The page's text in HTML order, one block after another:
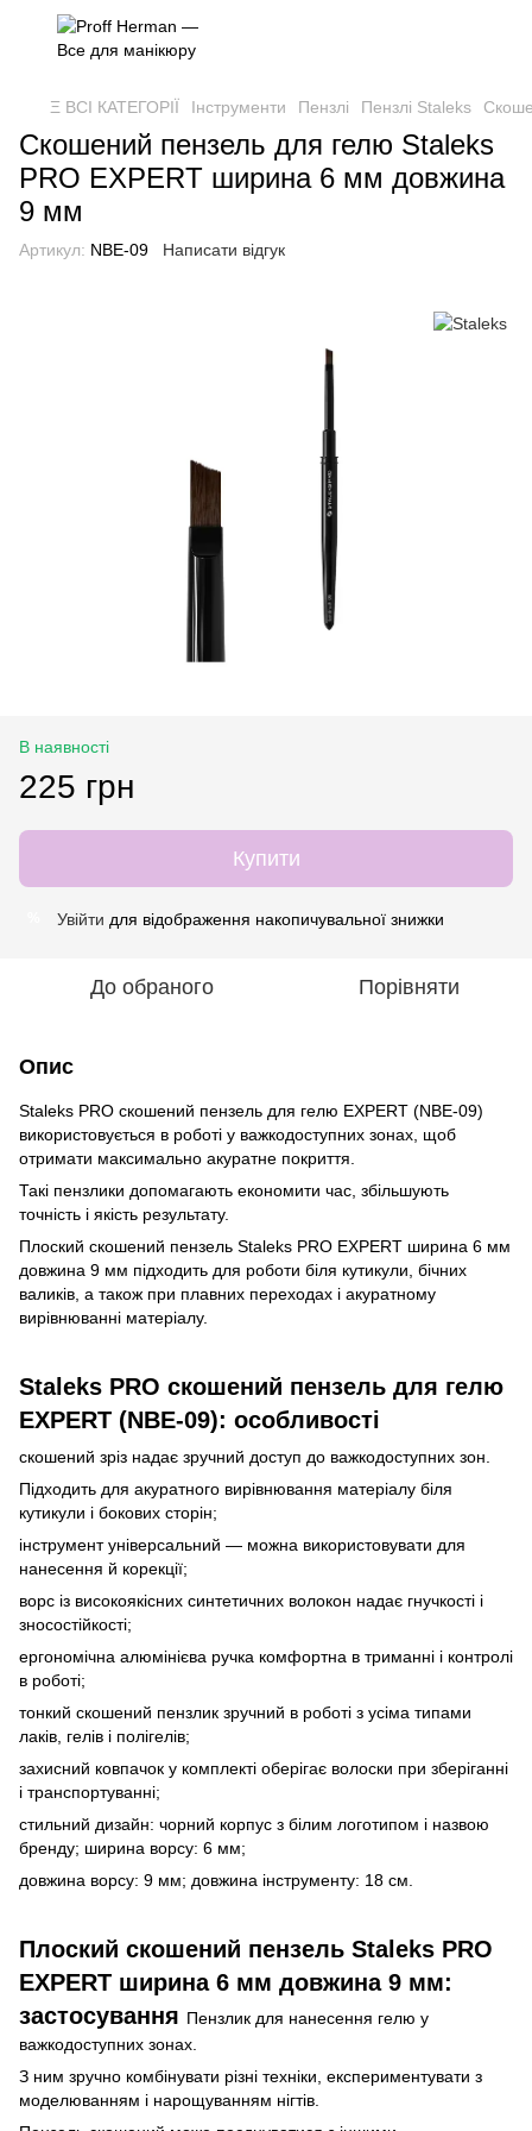
Ξ ВСІ КАТЕГОРІЇ Інструменти Пензлі Пензлі Staleks
Скошений пензель для гелю Staleks
PRO EXPERT ширина 6 мм довжина
9 мм
Артикул: NBE-09 Написати відгук
В наявності
225 грн
Купити
Увійти для відображення накопичувальної знижки
До обраного Порівняти
Опис
Staleks PRO скошений пензель для гелю EXPERT (NBE-09)
використовується в роботі у важкодоступних зонах, щоб
отримати максимально акуратне покриття.
Такі пензлики допомагають економити час, збільшують
точність і якість результату.
Плоский скошений пензель Staleks PRO EXPERT ширина 6 мм
довжина 9 мм підходить для роботи біля кутикули, бічних
валиків, а також при плавних переходах і акуратному
вирівнюванні матеріалу.
Staleks PRO скошений пензель для гелю
EXPERT (NBE-09): особливості
скошений зріз надає зручний доступ до важкодоступних зон.
Підходить для акуратного вирівнювання матеріалу біля
кутикули і бокових сторін;
інструмент універсальний — можна використовувати для
нанесення й корекції;
ворс із високоякісних синтетичних волокон надає гнучкості і
зносостійкості;
ергономічна алюмінієва ручка комфортна в триманні і контролі
в роботі;
тонкий скошений пензлик зручний в роботі з усіма типами
лаків, гелів і полігелів;
захисний ковпачок у комплекті оберігає волоски при зберіганні
і транспортуванні;
стильний дизайн: чорний корпус з білим логотипом і назвою
бренду; ширина ворсу: 6 мм;
довжина ворсу: 9 мм; довжина інструменту: 18 см.
Плоский скошений пензель Staleks PRO
EXPERT ширина 6 мм довжина 9 мм:
застосування Пензлик для нанесення гелю у
важкодоступних зонах.
З ним зручно комбінувати різні техніки, експериментувати з
моделюванням і нарощуванням нігтів.